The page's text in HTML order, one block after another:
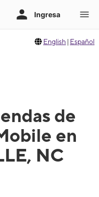
English | Español
de
en
NC